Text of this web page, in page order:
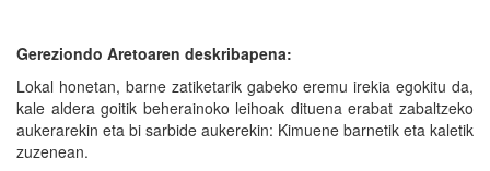
Gereziondo Aretoaren deskribapena:
Lokal honetan, barne zatiketarik gabeko eremu irekia egokitu da,
kale aldera goitik beherainoko leihoak dituena erabat zabaltzeko
aukerarekin eta bi sarbide aukerekin: Kimuene barnetik eta kaletik
zuzenean.